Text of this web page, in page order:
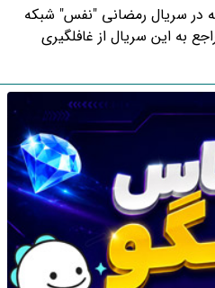
در سریال رمضانی "نفس" شبکه
به این سریال از غافلگیری